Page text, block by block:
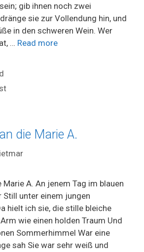
gib ihnen noch zwei
sie zur Vollendung hin, und
in den schweren Wein. Wer
… Read more
die Marie A.
Marie A. An jenem Tag im blauen
Still unter einem jungen
hielt ich sie, die stille bleiche
wie einen holden Traum Und
Sommerhimmel War eine
sah Sie war sehr weiß und